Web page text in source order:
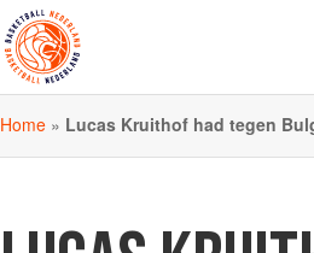
Home » Lucas Kruithof had tegen